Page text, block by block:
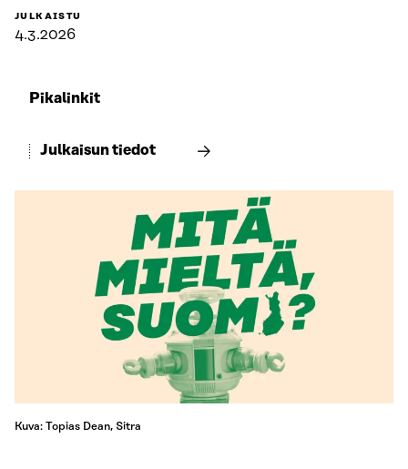
JULKAISTU
4.3.2026
Pikalinkit
Julkaisun tiedot
Kuva: Topias Dean, Sitra